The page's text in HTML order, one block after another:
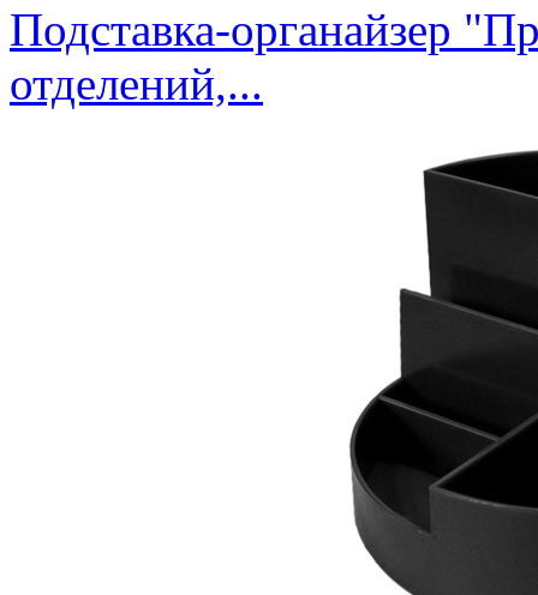
Подставка-органайзер
отделений,...